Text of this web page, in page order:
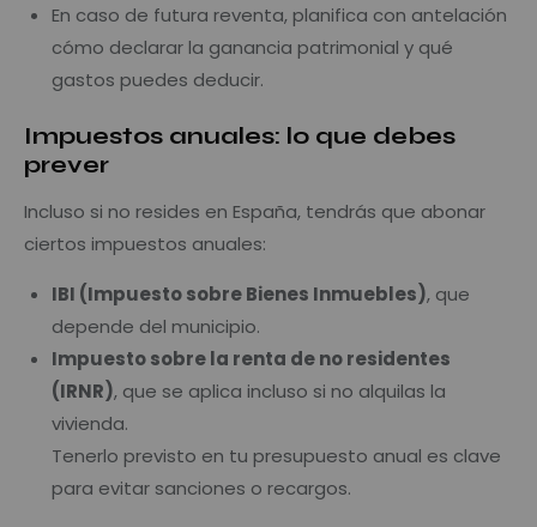
En caso de futura reventa, planifica con antelación
cómo declarar la ganancia patrimonial y qué
gastos puedes deducir.
Impuestos anuales: lo que debes
prever
Incluso si no resides en España, tendrás que abonar
ciertos impuestos anuales:
IBI (Impuesto sobre Bienes Inmuebles), que
depende del municipio.
Impuesto sobre la renta de no residentes
(IRNR), que se aplica incluso si no alquilas la
vivienda.
Tenerlo previsto en tu presupuesto anual es clave
para evitar sanciones o recargos.